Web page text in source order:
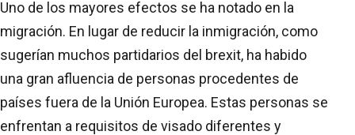
Uno de los mayores efectos se ha notado en la
migración. En lugar de reducir la inmigración, como
sugerían muchos partidarios del brexit, ha habido
una gran afluencia de personas procedentes de
países fuera de la Unión Europea. Estas personas se
enfrentan a requisitos de visado diferentes y